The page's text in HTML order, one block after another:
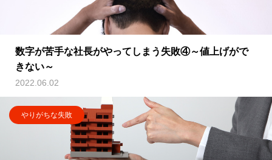
数字が苦手な社長がやってしまう失敗④～値上げがで
きない～
2022.06.02
やりがちな失敗